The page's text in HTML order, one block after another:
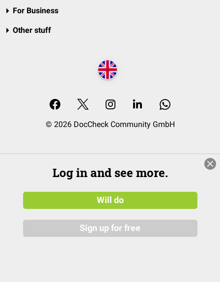
For Business
Other stuff
© 2026 DocCheck Community GmbH
Log in and see more.
Will do
Sign up for free